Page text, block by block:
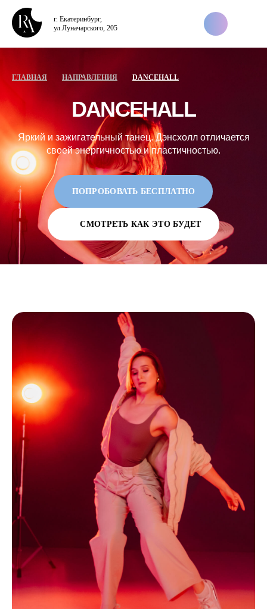
г. Екатеринбург,
ул.Луначарского, 205
DANCEHALL
Яркий и зажигательный танец. Дэнсхолл отличается
своей энергичностью и пластичностью.
ПОПРОБОВАТЬ БЕСПЛАТНО
СМОТРЕТЬ КАК ЭТО БУДЕТ
ГЛАВНАЯ НАПРАВЛЕНИЯ DANCEHALL